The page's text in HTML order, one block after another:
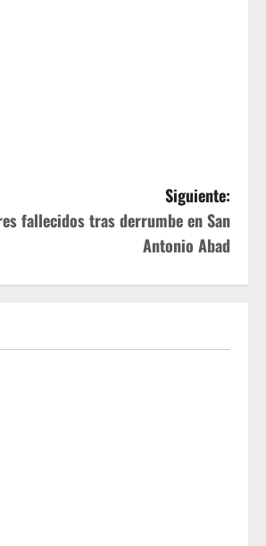
Siguiente:
fallecidos tras derrumbe en San
Antonio Abad